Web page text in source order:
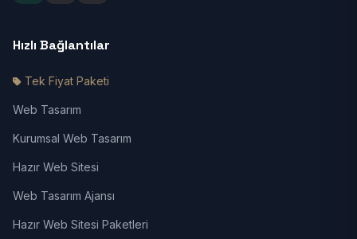
Hızlı Bağlantılar
Tek Fiyat Paketi
Web Tasarım
Kurumsal Web Tasarım
Hazır Web Sitesi
Web Tasarım Ajansı
Hazır Web Sitesi Paketleri